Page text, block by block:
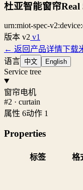
杜亚智能窗帘Real
urn:miot-spec-
版本 v2 v1
← 返回产品详情下载
语言 中文 English
Service tree
窗帘电机
#2 · curtain
属性 6动作 1
Properties
标签 格